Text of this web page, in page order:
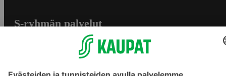
S-ryhmän palvelut